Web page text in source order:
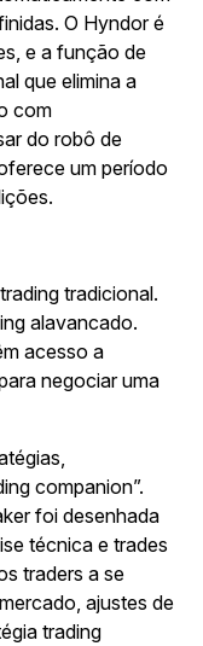
O Hyndor é
e a função de
que elimina a
com
do robô de
um período
tradicional.
alavancado.
acesso a
negociar uma
companion”.
foi desenhada
técnica e trades
traders a se
ajustes de
trading